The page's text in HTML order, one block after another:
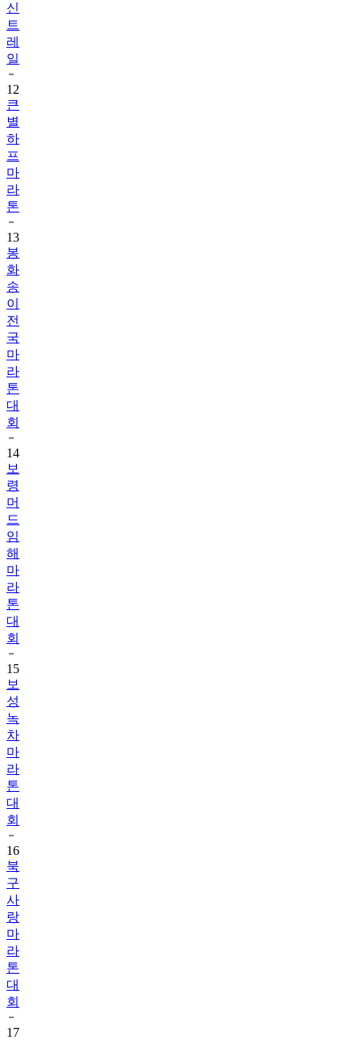
신
트
레
일
12
큰
별
하
프
마
라
톤
13
봉
화
송
이
전
국
마
라
톤
대
회
14
보
령
머
드
임
해
마
라
톤
대
회
15
보
성
녹
차
마
라
톤
대
회
16
북
구
사
랑
마
라
톤
대
회
17